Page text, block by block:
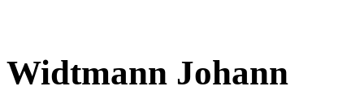
Widtmann Johann